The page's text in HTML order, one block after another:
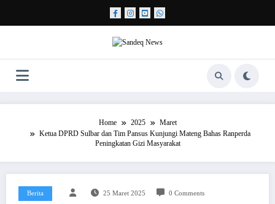
content
Home 2025
Maret
Ketua DPRD Sulbar dan Tim Pansus Kunjungi Mateng Bahas Ranperda
Peningkatan Gizi Masyarakat
Berita 25 Maret 2025 0 Comments